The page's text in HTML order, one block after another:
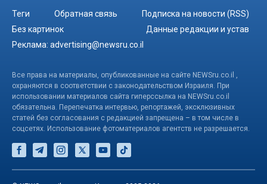
Теги Обратная связь
Подписка на новости (RSS)
Без картинок
Данные редакции и устав
Реклама: advertising@newsru.co.il
Все права на материалы, опубликованные на сайте NEWSru.co.il ,
охраняются в соответствии с законодательством Израиля. При
использовании материалов сайта гиперссылка на NEWSru.co.il
обязательна. Перепечатка интервью, репортажей, эксклюзивных
статей без согласования с редакцией запрещена – в том числе в
соцсетях. Использование фотоматериалов агентств не разрешается.